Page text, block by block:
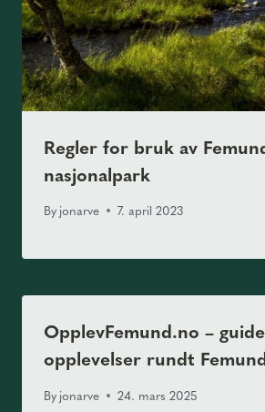
Regler for bruk av
nasjonalpark
By jonarve 7. april 2023
OpplevFemund.no –
opplevelser rundt
By jonarve 24. mars 2025